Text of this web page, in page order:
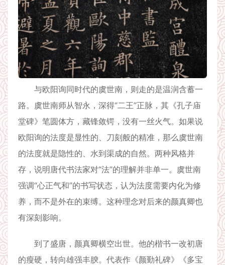
与欧阳询同时代的虞世南，则走的是温润含蓄一
路。虞世南师从智永，深得“二王”正脉，其《孔子庙
堂碑》笔圆体方，藏锋敛锷，没有一丝火气。如果说
欧阳询的法度是显性的、刀刻般的精准，那么虞世南
的法度就是隐性的、水到渠成的自然。两种风格并
存，说明唐代书法家对“法”的理解并非单一。虞世南
强调“心正气和”的书写状态，认为法度需要内化为修
养，而不是外在的束缚。这种理念对后来的颜真卿也
有深刻影响。
到了盛唐，颜真卿横空出世。他的楷书一改初唐
的瘦硬，转向雄强丰腴。代表作《颜勤礼碑》《多宝